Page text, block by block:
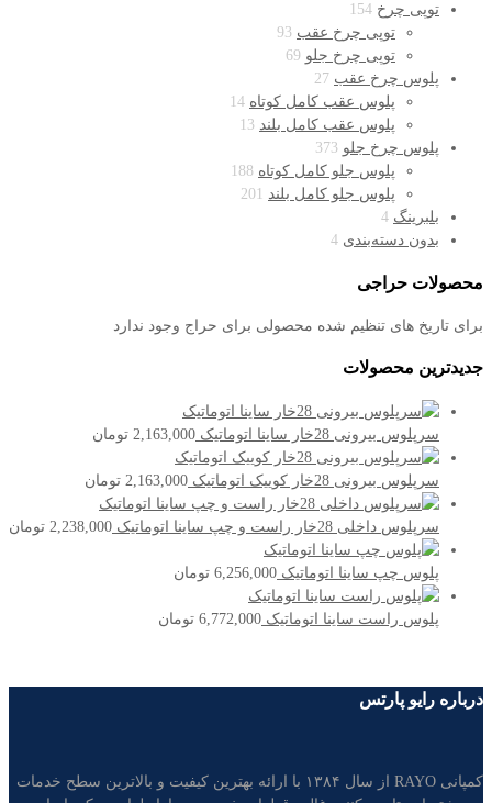
توپی چرخ 154
توپی چرخ عقب 93
توپی چرخ جلو 69
پلوس چرخ عقب 27
پلوس عقب کامل کوتاه 14
پلوس عقب کامل بلند 13
پلوس چرخ جلو 373
پلوس جلو کامل کوتاه 188
پلوس جلو کامل بلند 201
بلبرینگ 4
بدون دسته‌بندی 4
محصولات حراجی
برای تاریخ های تنظیم شده محصولی برای حراج وجود ندارد
جدیدترین محصولات
سرپلوس بیرونی 28خار ساینا اتوماتیک 2,163,000 تومان
سرپلوس بیرونی 28خار کوییک اتوماتیک 2,163,000 تومان
سرپلوس داخلی 28خار راست و چپ ساینا اتوماتیک 2,238,000 تومان
پلوس چپ ساینا اتوماتیک 6,256,000 تومان
پلوس راست ساینا اتوماتیک 6,772,000 تومان
درباره رایو پارتس
کمپانی RAYO از سال ۱۳۸۴ با ارائه بهترین کیفیت و بالاترین سطح خدمات